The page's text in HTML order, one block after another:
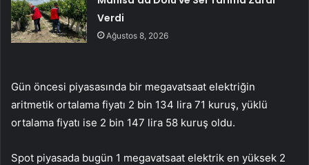
Verdi
Ağustos 8, 2026
Gün öncesi piyasasında bir megavatsaat elektriğin
aritmetik ortalama fiyatı 2 bin 134 lira 71 kuruş, yüklü
ortalama fiyatı ise 2 bin 147 lira 58 kuruş oldu.
Spot piyasada bugün 1 megavatsaat elektrik en yüksek 2